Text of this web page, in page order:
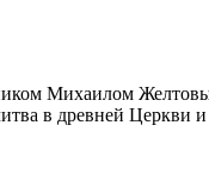
Михаилом
в древней Церкви